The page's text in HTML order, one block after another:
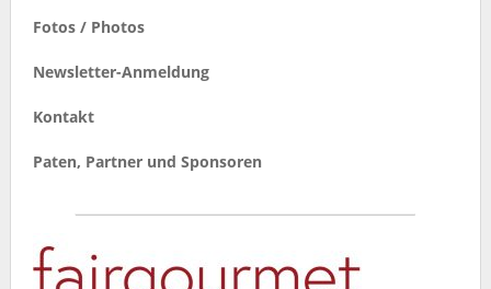
Fotos / Photos
Newsletter-Anmeldung
Kontakt
Paten, Partner und Sponsoren